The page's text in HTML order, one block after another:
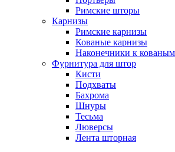
Римские шторы
Карнизы
Римские карнизы
Кованые карнизы
Наконечники к
Фурнитура для штор
Кисти
Подхваты
Бахрома
Шнуры
Тесьма
Люверсы
Лента шторная